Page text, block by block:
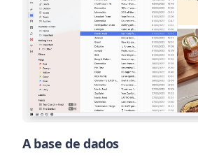
A base de dados